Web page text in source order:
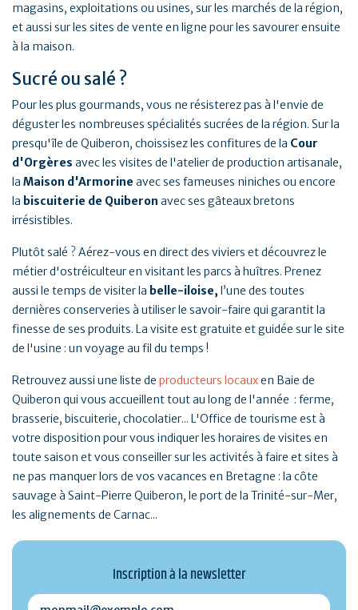
magasins, exploitations ou usines, sur les marchés de la région,
et aussi sur les sites de vente en ligne pour les savourer ensuite
à la maison.
Sucré ou salé ?
Pour les plus gourmands, vous ne résisterez pas à l'envie de
déguster les nombreuses spécialités sucrées de la région. Sur la
presqu'île de Quiberon, choissisez les confitures de la Cour
d'Orgères avec les visites de l'atelier de production artisanale,
la Maison d'Armorine avec ses fameuses niniches ou encore
la biscuiterie de Quiberon avec ses gâteaux bretons
irrésistibles.
Plutôt salé ? Aérez-vous en direct des viviers et découvrez le
métier d'ostréiculteur en visitant les parcs à huîtres. Prenez
aussi le temps de visiter la belle-iloise, l’une des toutes
dernières conserveries à utiliser le savoir-faire qui garantit la
finesse de ses produits. La visite est gratuite et guidée sur le site
de l'usine : un voyage au fil du temps !
Retrouvez aussi une liste de producteurs locauxen Baie de
Quiberon qui vous accueillent tout au long de l'année : ferme,
brasserie, biscuiterie, chocolatier... L'Office de tourisme est à
votre disposition pour vous indiquer les horaires de visites en
toute saison et vous conseiller sur les activités à faire et sites à
ne pas manquer lors de vos vacances en Bretagne : la côte
sauvage à Saint-Pierre Quiberon, le port de la Trinité-sur-Mer,
les alignements de Carnac...
Inscription à la newsletter
monmail@exemple.com